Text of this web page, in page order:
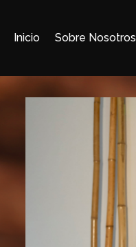
Inicio Sobre Nosotros